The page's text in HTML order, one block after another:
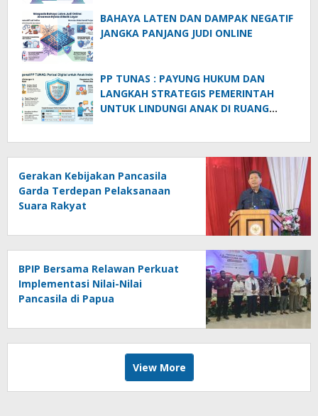
BAHAYA LATEN DAN DAMPAK NEGATIF
JANGKA PANJANG JUDI ONLINE
PP TUNAS : PAYUNG HUKUM DAN
LANGKAH STRATEGIS PEMERINTAH
UNTUK LINDUNGI ANAK DI RUANG
Gerakan Kebijakan Pancasila
Garda Terdepan Pelaksanaan
Suara Rakyat
BPIP Bersama Relawan Perkuat
Implementasi Nilai-Nilai
Pancasila di Papua
View More